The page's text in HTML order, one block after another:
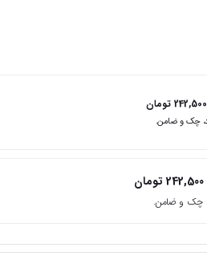
242,500 تومان
242,500 تومان